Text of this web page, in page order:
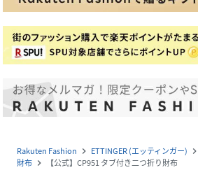
Rakuten Fashion navigate_next ETTINGER (エッティンガー) navigate_next
財布 navigate_next 【公式】CP951 タブ付き二つ折り財布